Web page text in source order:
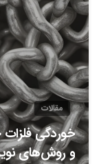
مقالات
خوردگی فلزات
و روش‌های